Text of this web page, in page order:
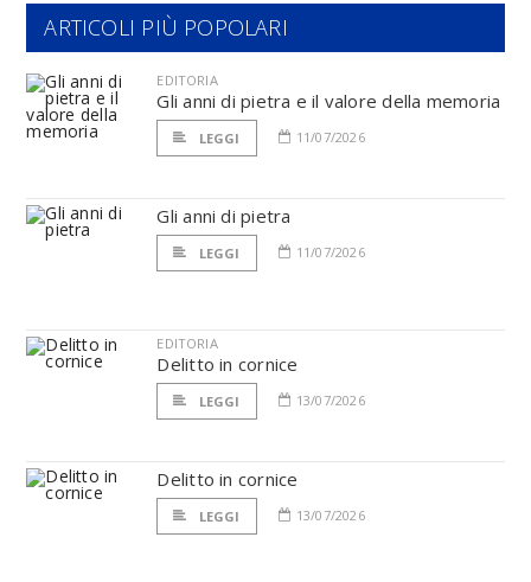
ARTICOLI PIÙ POPOLARI
EDITORIA
Gli anni di pietra e il valore della memoria
LEGGI 11/07/2026
Gli anni di pietra
LEGGI 11/07/2026
EDITORIA
Delitto in cornice
LEGGI 13/07/2026
Delitto in cornice
LEGGI 13/07/2026